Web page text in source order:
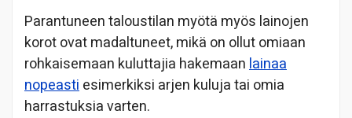
Parantuneen taloustilan myötä myös lainojen
korot ovat madaltuneet, mikä on ollut omiaan
rohkaisemaan kuluttajia hakemaanlainaa
nopeastiesimerkiksi arjen kuluja tai omia
harrastuksia varten.